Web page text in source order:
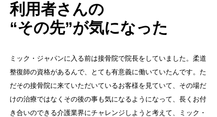
利用者さんの
“その先”が気になった
ミック・ジャパンに入る前は接骨院で院長をしていました。柔道
整復師の資格があるんで、とても有意義に働いていたんです。た
だその接骨院に来ていただいているお客様を見ていて、その場だ
けの治療ではなくその後の事も気になるようになって、長くお付
き合いのできる介護業界にチャレンジしようと考えて、ミック・